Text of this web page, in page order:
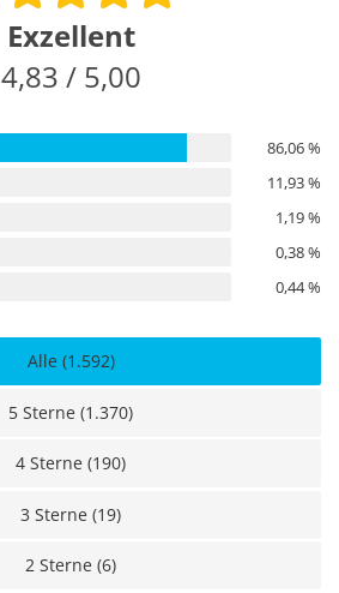
Exzellent
4,83 / 5,00
86,06 %
11,93 %
1,19 %
0,38 %
0,44 %
Alle (1.592)
5 Sterne (1.370)
4 Sterne (190)
3 Sterne (19)
2 Sterne (6)